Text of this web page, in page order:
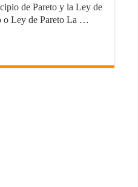
de tu ecommerce?
de Pareto y la Ley de
o Ley de Pareto La …